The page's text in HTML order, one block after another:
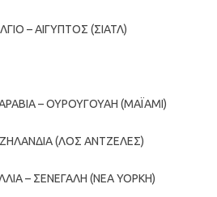
– ΑΙΓΥΠΤΟΣ (ΣΙΑΤΛ)
– ΟΥΡΟΥΓΟΥΑΗ (ΜΑΪΑΜΙ)
ΖΗΛΑΝΔΙΑ (ΛΟΣ ΑΝΤΖΕΛΕΣ)
– ΣΕΝΕΓΑΛΗ (ΝΕΑ ΥΟΡΚΗ)